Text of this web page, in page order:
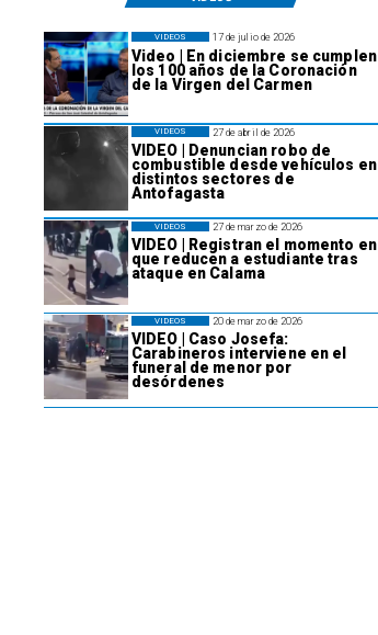
17 de julio de 2026
Video | En diciembre se cumplen
los 100 años de la Coronación
de la Virgen del Carmen
VIDEOS
27 de abril de 2026
VIDEO | Denuncian robo de
combustible desde vehículos en
distintos sectores de
Antofagasta
VIDEOS
27 de marzo de 2026
VIDEO | Registran el momento en
que reducen a estudiante tras
ataque en Calama
VIDEOS
20 de marzo de 2026
VIDEO | Caso Josefa:
Carabineros interviene en el
funeral de menor por
desórdenes
VIDEOS